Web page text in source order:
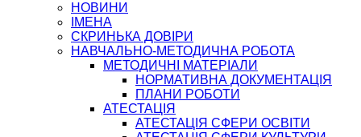
НОВИНИ
ІМЕНА
СКРИНЬКА ДОВІРИ
НАВЧАЛЬНО-МЕТОДИЧНА РОБОТА
МЕТОДИЧНІ МАТЕРІАЛИ
НОРМАТИВНА ДОКУМЕНТАЦІЯ
ПЛАНИ РОБОТИ
АТЕСТАЦІЯ
АТЕСТАЦІЯ СФЕРИ ОСВІТИ